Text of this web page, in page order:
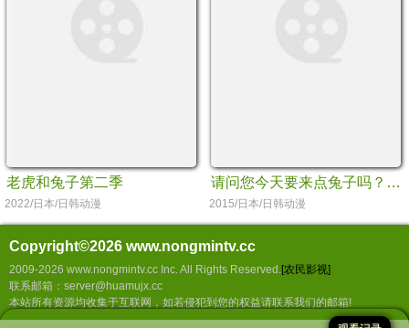
老虎和兔子第二季
2022/日本/日韩动漫
请问您今天要来点兔子吗？？第二季
2015/日本/日韩动漫
Copyright©2026 www.nongmintv.cc
2009-2026 www.nongmintv.cc Inc. All Rights Reserved. [农民影视]
联系邮箱：server@huamujx.cc
本站所有资源均收集于互联网，如若侵犯到您的权益请联系我们的邮箱!